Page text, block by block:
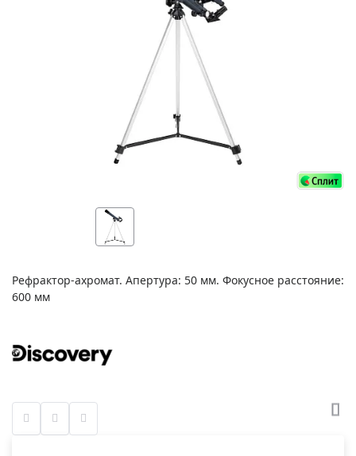
Рефрактор-ахромат. Апертура: 50 мм. Фокусное расстояние:
600 мм